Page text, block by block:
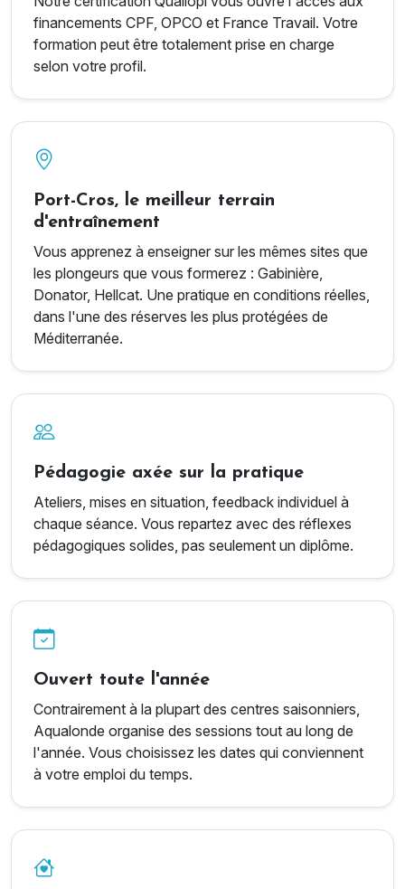
financements CPF, OPCO et France Travail. Votre
formation peut être totalement prise en charge
selon votre profil.
Port-Cros, le meilleur terrain
d'entraînement
Vous apprenez à enseigner sur les mêmes sites que
les plongeurs que vous formerez : Gabinière,
Donator, Hellcat. Une pratique en conditions réelles,
dans l'une des réserves les plus protégées de
Méditerranée.
Pédagogie axée sur la pratique
Ateliers, mises en situation, feedback individuel à
chaque séance. Vous repartez avec des réflexes
pédagogiques solides, pas seulement un diplôme.
Ouvert toute l'année
Contrairement à la plupart des centres saisonniers,
Aqualonde organise des sessions tout au long de
l'année. Vous choisissez les dates qui conviennent
à votre emploi du temps.